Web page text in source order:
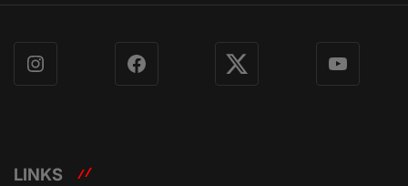
Instagram Facebook X YouTube
LINKS